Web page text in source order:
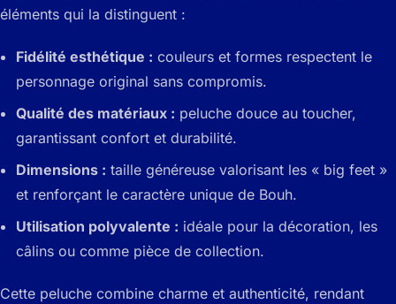
éléments qui la distinguent :
Fidélité esthétique : couleurs et formes respectent le
personnage original sans compromis.
Qualité des matériaux : peluche douce au toucher,
garantissant confort et durabilité.
Dimensions : taille généreuse valorisant les « big feet »
et renforçant le caractère unique de Bouh.
Utilisation polyvalente : idéale pour la décoration, les
câlins ou comme pièce de collection.
Cette peluche combine charme et authenticité, rendant